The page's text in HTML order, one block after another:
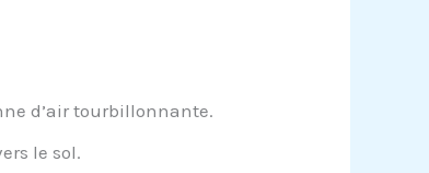
d’air tourbillonnante.
le sol.